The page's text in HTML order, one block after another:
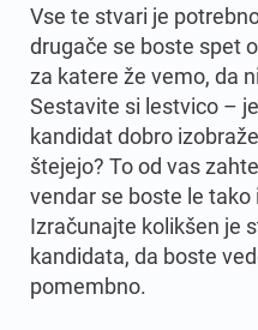
Vse te stvari je
drugače se boste spet
za katere že vemo, da
Sestavite si lestvico –
kandidat dobro
štejejo? To od vas
vendar se boste le
Izračunajte kolikšen je
kandidata, da boste
pomembno.